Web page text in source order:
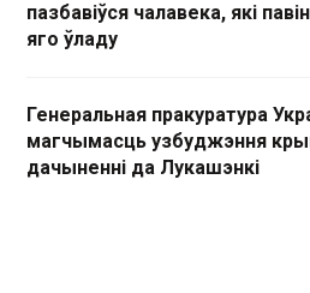
пазбавіўся чалавека, які
яго ўладу
Генеральная пракуратура
магчымасць узбуджэння
дачыненні да Лукашэнкі